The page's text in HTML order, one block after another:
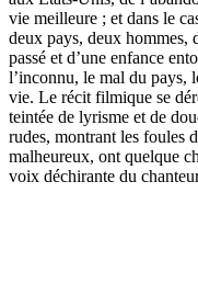
vie meilleure ; et dans le
deux pays, deux hommes,
passé et d’une enfance
l’inconnu, le mal du pays,
vie. Le récit filmique se
teintée de lyrisme et de
rudes, montrant les foules
malheureux, ont quelque
voix déchirante du